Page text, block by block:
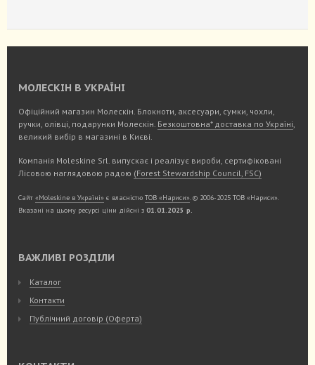
МОЛЕСКІН В УКРАЇНІ
Офіційний магазин Молескін. Блокноти, аксесуари, сумки, чохли,
ручки, олівці, подарунки Молескін. Безкоштовна* доставка по Україні
великий вибір в магазині в Києві.
Компанія Moleskine Srl. випускає і реалізує вироби, сертифіковані
Лісовою наглядовою радою (Forest Stewardship Council, FSC)
Сайт «Moleskine в Україні» є власністю ТОВ «Нариси». © 2006-2025 ТОВ «Нариси».
Вказані на цьому ресурсі ціни дійсні з 01.01.2025 р.
ВАЖЛИВІ РОЗДІЛИ
Каталог
Контакти
Публічний договір (Оферта)